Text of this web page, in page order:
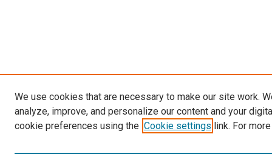
We use cookies that are necessary to make our site work.
analyze, improve, and personalize our content and your
cookie preferences using the Cookie settings link. For